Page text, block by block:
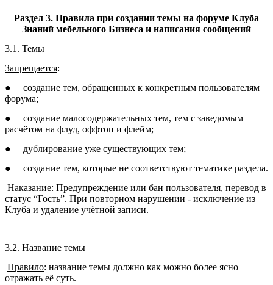
Раздел 3. Правила при создании темы на форуме Клуба
Знаний мебельного Бизнеса и написания сообщений
3.1. Темы
Запрещается:
●
создание тем, обращенных к конкретным пользователям
форума;
●
создание малосодержательных тем, тем с заведомым
расчётом на флуд, оффтоп и флейм;
●
дублирование уже существующих тем;
●
создание тем, которые не соответствуют тематике раздела.
Наказание: Предупреждение или бан пользователя, перевод в
статус “Гость”. При повторном нарушении - исключение из
Клуба и удаление учётной записи.
3.2. Название темы
Правило: название темы должно как можно более ясно
отражать её суть.